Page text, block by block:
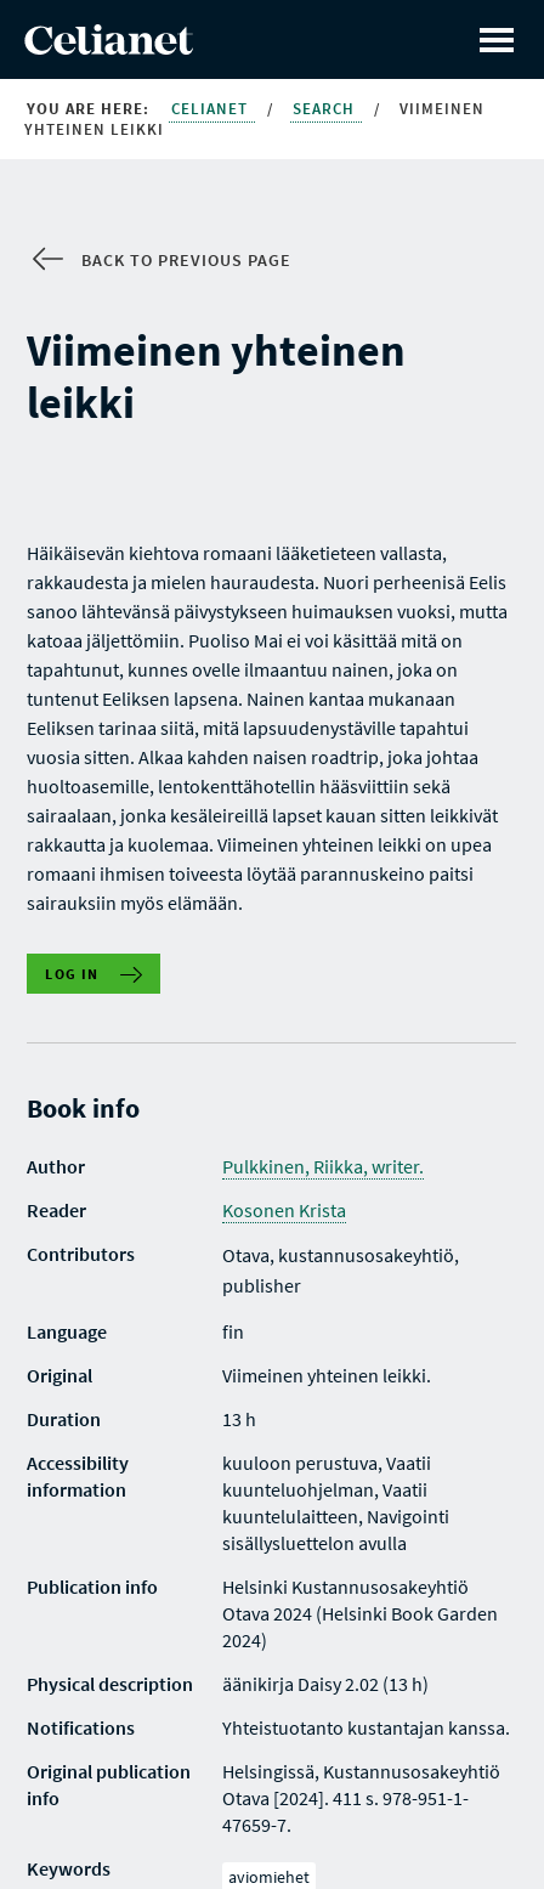
YOU ARE HERE: CELIANET / SEARCH /
VIIMEINEN
YHTEINEN LEIKKI
BACK TO PREVIOUS PAGE
Viimeinen yhteinen
leikki
Häikäisevän kiehtova romaani lääketieteen vallasta,
rakkaudesta ja mielen hauraudesta. Nuori perheenisä Eelis
sanoo lähtevänsä päivystykseen huimauksen vuoksi, mutta
katoaa jäljettömiin. Puoliso Mai ei voi käsittää mitä on
tapahtunut, kunnes ovelle ilmaantuu nainen, joka on
tuntenut Eeliksen lapsena. Nainen kantaa mukanaan
Eeliksen tarinaa siitä, mitä lapsuudenystäville tapahtui
vuosia sitten. Alkaa kahden naisen roadtrip, joka johtaa
huoltoasemille, lentokenttähotellin hääsviittiin sekä
sairaalaan, jonka kesäleireillä lapset kauan sitten leikkivät
rakkautta ja kuolemaa. Viimeinen yhteinen leikki on upea
romaani ihmisen toiveesta löytää parannuskeino paitsi
sairauksiin myös elämään.
LOG IN
Book info
Author
Pulkkinen, Riikka, writer.
Reader
Kosonen Krista
Contributors
Otava, kustannusosakeyhtiö,
publisher
Language
fin
Original
Viimeinen yhteinen leikki.
Duration
13 h
Accessibility
information
kuuloon perustuva, Vaatii
kuunteluohjelman, Vaatii
kuuntelulaitteen, Navigointi
sisällysluettelon avulla
Publication info
Helsinki Kustannusosakeyhtiö
Otava 2024 (Helsinki Book Garden
2024)
Physical description
äänikirja Daisy 2.02 (13 h)
Notifications
Yhteistuotanto kustantajan kanssa.
Original publication
info
Helsingissä, Kustannusosakeyhtiö
Otava [2024]. 411 s. 978-951-1-
47659-7.
Keywords
aviomiehet